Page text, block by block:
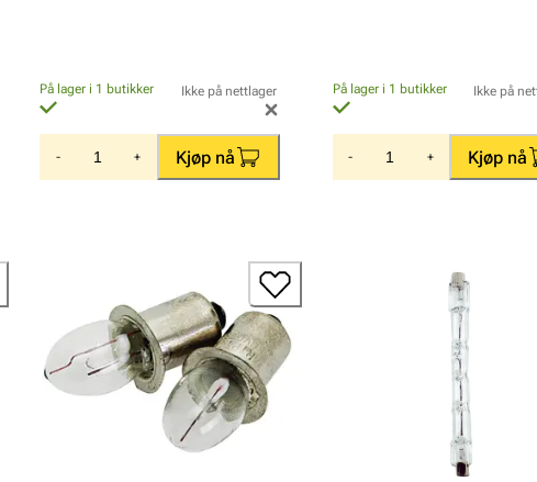
På lager i 1 butikker Ikke på nettlager
- + Kjøp nå
På lager i 1 butikker Ikke på
- + Kjøp nå